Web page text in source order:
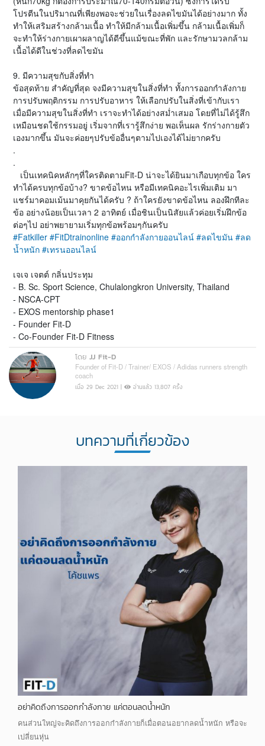
โปรตีนในปริมาณที่เพียงพอจะช่วยในเรื่องลดไขมันได้อย่างมาก ทั้ง
ทำให้เสริมสร้างกล้ามเนื้อ ทำให้มีกล้ามเนื้อเพิ่มขึ้น กล้ามเนื้อเพิ่มก็
จะทำให้ร่างกายเผาผลาญได้ดีขึ้นแม้ขณะที่พัก และรักษามวลกล้าม
เนื้อได้ดีในช่วงที่ลดไขมัน
9. มีความสุขกับสิ่งที่ทำ
ข้อสุดท้าย สำคัญที่สุด จงมีความสุขในสิ่งที่ทำ ทั้งการออกกำลังกาย
การปรับพฤติกรรม การปรับอาหาร ให้เลือกปรับในสิ่งที่เข้ากับเรา
เมื่อมีความสุขในสิ่งที่ทำ เราจะทำได้อย่างสม่ำเสมอ โดยที่ไม่ได้รู้สึก
เหมือนชดใช้กรรมอยู่ เริ่มจากที่เรารู้สึกง่าย พอเห็นผล รักร่างกายตัว
เองมากขึ้น มันจะค่อยๆปรับข้ออื่นๆตามไปเองได้ไม่ยากครับ
.
.
เป็นเทคนิคหลักๆที่ใครติดตามFit-D น่าจะได้ยินมาเกือบทุกข้อ ใคร
ทำได้ครบทุกข้อบ้าง? ขาดข้อไหน หรือมีเทคนิคอะไรเพิ่มเติม มา
แชร์มาคอมเม้นมาคุยกันได้ครับ ? ถ้าใครยังขาดข้อไหน ลองฝึกทีละ
ข้อ อย่างน้อยเป็นเวลา 2 อาทิตย์ เมื่อชินเป็นนิสัยแล้วค่อยเริ่มฝึกข้อ
ต่อๆไป อย่าพยายามเริ่มทุกข้อพร้อมๆกันครับ
#Fatkiller #FitDtrainonline #ออกกำลังกายออนไลน์ #ลดไขมัน #ลด
น้ำหนัก #เทรนออนไลน์
เจเจ เจตต์ กลิ่นประทุม
- B. Sc. Sport Science, Chulalongkron University, Thailand
- NSCA-CPT
- EXOS mentorship phase1
- Founder Fit-D
- Co-Founder Fit-D Fitness
โดย JJ Fit-D
Founder of Fit-D / Trainer/ EXOS / Adidas runners strength
coach
เมื่อ 29 Dec 2021 | อ่านแล้ว 13,807 ครั้ง
บทความที่เกี่ยวข้อง
อย่าคิดถึงการออกกำลังกาย แค่ตอนลดน้ำหนัก
คนส่วนใหญ่จะคิดถึงการออกกำลังกายก็เมื่อตอนอยากลดน้ำหนัก หรือจะ
เปลี่ยนหุ่น